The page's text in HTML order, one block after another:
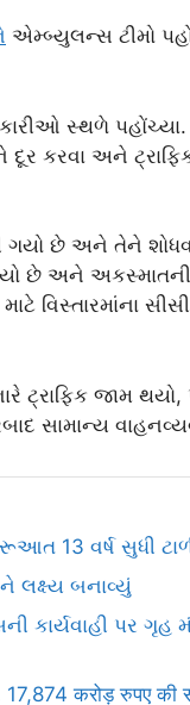
એમ્બ્યુલન્સ ટીમો
સ્થળે
કરવા અને ટ્રાફિક
ગયો છે અને તેને
છે અને અકસ્માતની
વિસ્તારમાંના
જામ થયો,
સામાન્ય
13 વર્ષ સુધી
લક્ષ્ય બનાવ્યું
કાર્યવાહી પર
करोड़ रुपए की